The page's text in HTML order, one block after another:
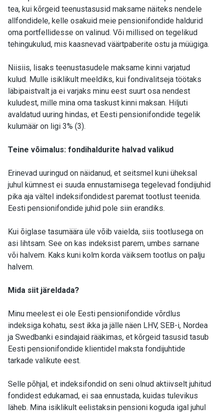
tea, kui kõrgeid teenustasusid maksame näiteks nendele
allfondidele, kelle osakuid meie pensionifondide haldurid
oma portfellidesse on valinud. Või millised on tegelikud
tehingukulud, mis kaasnevad väärtpaberite ostu ja müügiga.
Niisiis, lisaks teenustasudele maksame kinni varjatud
kulud. Mulle isiklikult meeldiks, kui fondivalitseja töötaks
läbipaistvalt ja ei varjaks minu eest suurt osa nendest
kuludest, mille mina oma taskust kinni maksan. Hiljuti
avaldatud uuring hindas, et Eesti pensionifondide tegelik
kulumäär on ligi 3% (3).
Teine võimalus: fondihaldurite halvad valikud
Erinevad uuringud on näidanud, et seitsmel kuni üheksal
juhul kümnest ei suuda ennustamisega tegelevad fondijuhid
pika aja vältel indeksifondidest paremat tootlust teenida.
Eesti pensionifondide juhid pole siin erandiks.
Kui õiglase tasumäära üle võib vaielda, siis tootlusega on
asi lihtsam. See on kas indeksist parem, umbes sarnane
või halvem. Kaks kuni kolm korda väiksem tootlus on palju
halvem.
Mida siit järeldada?
Minu meelest ei ole Eesti pensionifondide võrdlus
indeksiga kohatu, sest ikka ja jälle näen LHV, SEB-i, Nordea
ja Swedbanki esindajaid rääkimas, et kõrgeid tasusid tasub
Eesti pensionifondide klientidel maksta fondijuhtide
tarkade valikute eest.
Selle põhjal, et indeksifondid on seni olnud aktiivselt juhitud
fondidest edukamad, ei saa ennustada, kuidas tulevikus
läheb. Mina isiklikult eelistaksin pensioni koguda igal juhul